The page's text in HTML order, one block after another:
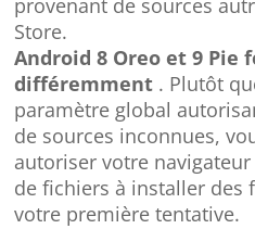
provenant de sources
Store.
Android 8 Oreo et 9 Pie
différemment . Plutôt
paramètre global
de sources inconnues,
autoriser votre
de fichiers à installer des
votre première tentative.